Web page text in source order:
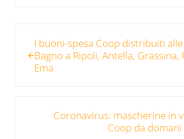
I buoni-spesa Coop distribuiti
Bagno a Ripoli, Antella, Grassina,
Ema
Coronavirus: mascherine in
Coop da